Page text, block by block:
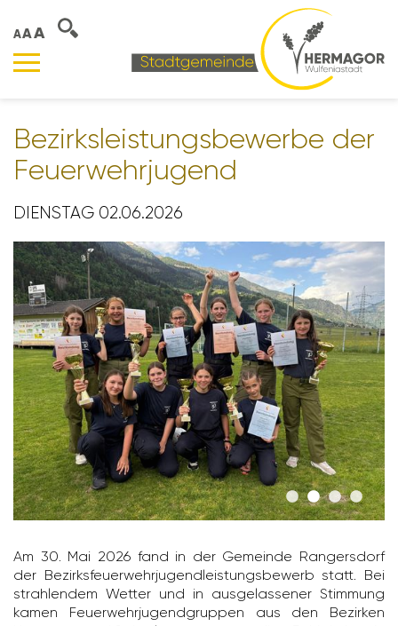
AAA
Bezirks­leis­tungs­be­werbe der
Feuer­wehr­ju­gend
DIENSTAG 02.06.2026
Am 30. Mai 2026 fand in der Gemeinde Rangers­dorf
der Bezirks­feu­er­wehr­ju­gend­leis­tungs­be­werb statt. Bei
strah­lendem Wetter und in ausge­las­sener Stim­mung
kamen Feuer­wehr­ju­gend­gruppen aus den Bezirken